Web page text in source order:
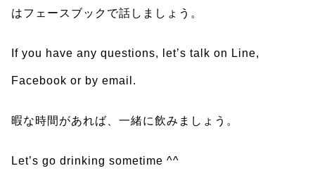
はフェースブックで話しましょう。
If you have any questions, let’s talk on Line,
Facebook or by email.
暇な時間があれば、一緒に飲みましょう。
Let’s go drinking sometime ^^